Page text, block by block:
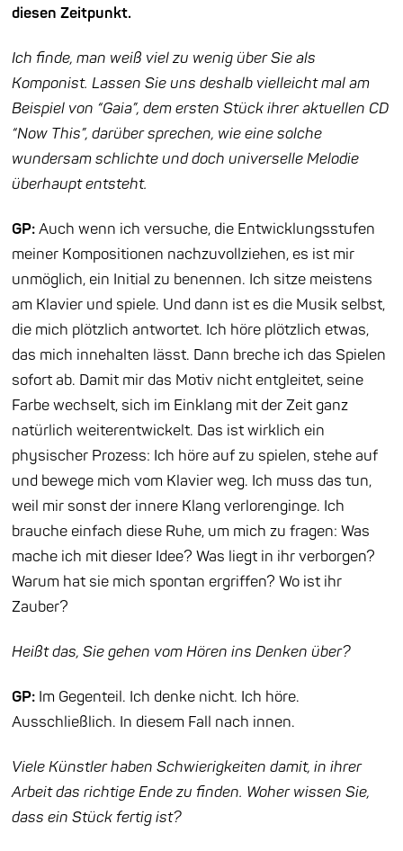
diesen Zeitpunkt.
Ich finde, man weiß viel zu wenig über Sie als
Komponist. Lassen Sie uns deshalb vielleicht mal am
Beispiel von “Gaia”, dem ersten Stück ihrer aktuellen CD
“Now This”, darüber sprechen, wie eine solche
wundersam schlichte und doch universelle Melodie
überhauptentsteht.
GP:Auch wenn ich versuche, die Entwicklungsstufen
meiner Kompositionen nachzuvollziehen, es ist mir
unmöglich, ein Initial zu benennen. Ich sitze meistens
am Klavier und spiele. Und dann ist es die Musik selbst,
die mich plötzlich antwortet. Ich höre plötzlich etwas,
das mich innehalten lässt. Dann breche ich das Spielen
sofort ab. Damit mir das Motiv nicht entgleitet, seine
Farbe wechselt, sich im Einklang mit der Zeit ganz
natürlich weiterentwickelt. Das ist wirklich ein
physischer Prozess: Ich höre auf zu spielen, stehe auf
und bewege mich vom Klavier weg. Ich muss das tun,
weil mir sonst der innere Klang verlorenginge. Ich
brauche einfach diese Ruhe, um mich zu fragen: Was
mache ich mit dieser Idee? Was liegt in ihr verborgen?
Warum hat sie mich spontan ergriffen? Wo ist ihr
Zauber?
Heißt das, Sie gehen vom Hören ins Denken über?
GP: Im Gegenteil. Ich denke nicht. Ich höre.
Ausschließlich. In diesem Fall nach innen.
Viele Künstler haben Schwierigkeiten damit, in ihrer
Arbeit das richtige Ende zu finden. Woher wissen Sie,
dass ein Stück fertig ist?